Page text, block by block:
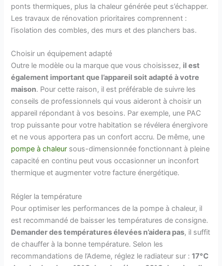
ponts thermiques, plus la chaleur générée peut s’échapper.
Les travaux de rénovation prioritaires comprennent :
l’isolation des combles, des murs et des planchers bas.
Choisir un équipement adapté
Outre le modèle ou la marque que vous choisissez, il est
également important que l’appareil soit adapté à votre
maison. Pour cette raison, il est préférable de suivre les
conseils de professionnels qui vous aideront à choisir un
appareil répondant à vos besoins. Par exemple, une PAC
trop puissante pour votre habitation se révélera énergivore
et ne vous apportera pas un confort accru. De même, une
pompe à chaleur sous-dimensionnée fonctionnant à pleine
capacité en continu peut vous occasionner un inconfort
thermique et augmenter votre facture énergétique.
Régler la température
Pour optimiser les performances de la pompe à chaleur, il
est recommandé de baisser les températures de consigne.
Demander des températures élevées n’aidera pas, il suffit
de chauffer à la bonne température. Selon les
recommandations de l’Ademe, réglez le radiateur sur :17°C